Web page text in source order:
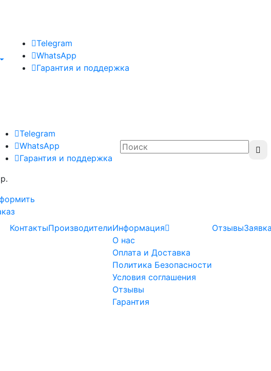
Telegram
WhatsApp
Гарантия и поддержка
Telegram
WhatsApp
Гарантия и поддержка
КонтактыПроизводителиИнформация
О нас
Оплата и Доставка
Политика Безопасности
Условия соглашения
Отзывы
Гарантия
Отзывы